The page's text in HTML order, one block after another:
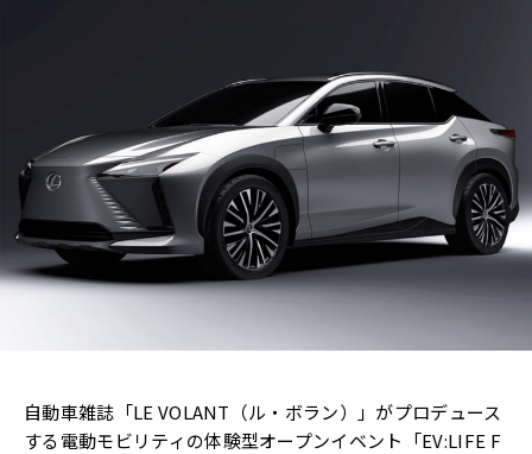
自動車雑誌「LE VOLANT（ル・ボラン）」がプロデュース
する電動モビリティの体験型オープンイベント「EV:LIFE F